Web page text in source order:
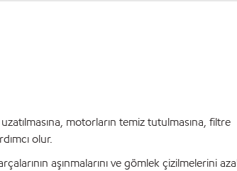
motorların temiz tutulmasına, filtre
olur.
aşınmalarını ve gömlek çizilmelerini